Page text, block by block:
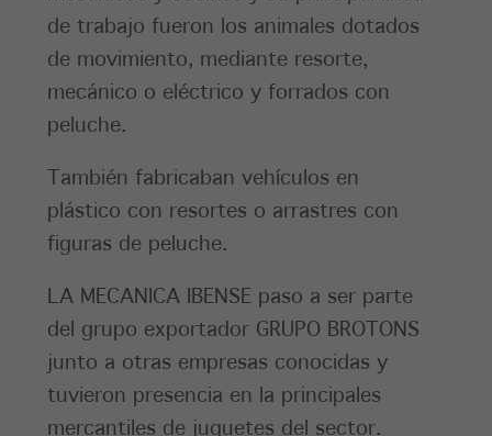
de trabajo fueron los animales dotados
de movimiento, mediante resorte,
mecánico o eléctrico y forrados con
peluche.
También fabricaban vehículos en
plástico con resortes o arrastres con
figuras de peluche.
LA MECANICA IBENSE paso a ser parte
del grupo exportador GRUPO BROTONS
junto a otras empresas conocidas y
tuvieron presencia en la principales
mercantiles de juguetes del sector.